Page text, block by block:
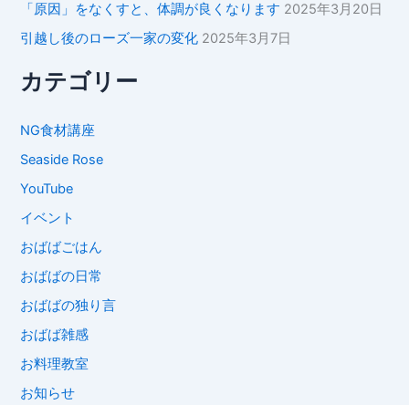
「原因」をなくすと、体調が良くなります 2025年3月20日
引越し後のローズ一家の変化 2025年3月7日
カテゴリー
NG食材講座
Seaside Rose
YouTube
イベント
おばばごはん
おばばの日常
おばばの独り言
おばば雑感
お料理教室
お知らせ